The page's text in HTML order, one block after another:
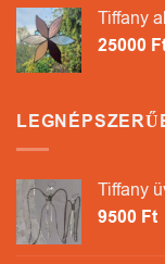
Tiffany
25000
Tiffany
9500 Ft